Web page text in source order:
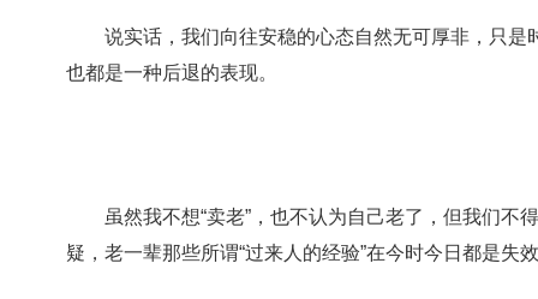
说实话，我们向往安稳的心态自然无可厚非，只是
也都是一种后退的表现。
虽然我不想“卖老”，也不认为自己老了，但我们不
疑，老一辈那些所谓“过来人的经验”在今时今日都是失